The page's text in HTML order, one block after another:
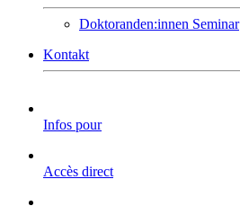
Doktoranden:innen Seminar
Kontakt
Infos pour
Accès direct